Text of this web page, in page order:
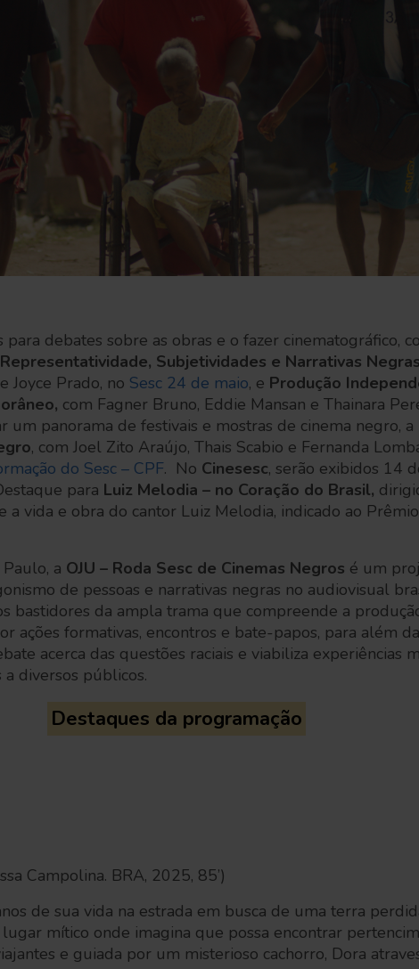
para debates sobre as obras e o fazer cinematográfico,
Representatividade, Subjetividades e Narrativas Negras
Joyce Prado, no Sesc 24 de maio, e Produção
com Fagner Bruno, Eddie Mansan e Thainara
um panorama de festivais e mostras de cinema negro, a
, com Joel Zito Araújo, Thais Scabio e Fernanda
do Sesc – CPF. No Cinesesc, serão exibidos 14
para Luiz Melodia – no Coração do Brasil,
a vida e obra do cantor Luiz Melodia, indicado ao
a OJU – Roda Sesc de Cinemas Negros é um
de pessoas e narrativas negras no audiovisual
bastidores da ampla trama que compreende a
ações formativas, encontros e bate-papos, para além
acerca das questões raciais e viabiliza experiências
a diversos públicos.
Destaques da programação
Campolina. BRA, 2025, 85’)
de sua vida na estrada em busca de uma terra
mítico onde imagina que possa encontrar
e guiada por um misterioso cachorro, Dora